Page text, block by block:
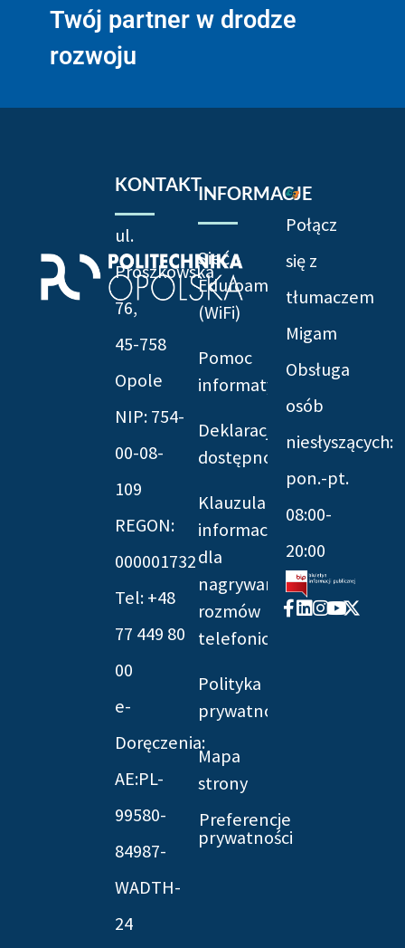
Twój partner w drodze
rozwoju
KONTAKT
ul.
Prószkowska
76,
45-758
Opole
NIP: 754-
00-08-
109
REGON:
000001732
Tel: +48
77 449 80
00
e-
Doręczenia:
AE:PL-
99580-
84987-
WADTH-
24
INFORMACJE
Sieć
Eduroam
(WiFi)
Pomoc
informatyczna
Deklaracja
dostępności
Klauzula
informacyjna
dla
nagrywania
rozmów
telefonicznych
Polityka
prywatności
Mapa
strony
Preferencje
prywatności
Połącz
się z
tłumaczem
Migam
Obsługa
osób
niesłyszących:
pon.-pt.
08:00-
20:00
Facebook-
f
Linkedin
Instagram
Youtube
X-
twitter